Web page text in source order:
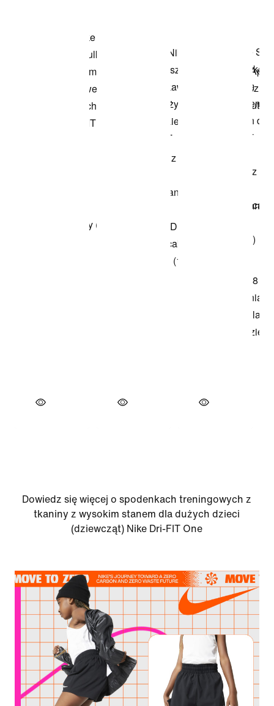
Dowiedz się więcej o spodenkach treningowych z
tkaniny z wysokim stanem dla dużych dzieci
(dziewcząt) Nike Dri-FIT One